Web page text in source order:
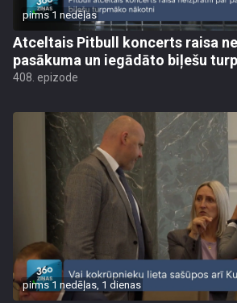
pirms 1 nedēļas
Atceltais Pitbull koncerts raisa
pasākuma un iegādāto biļešu
408. epizode
pirms 1 nedēļas, 1 dienas